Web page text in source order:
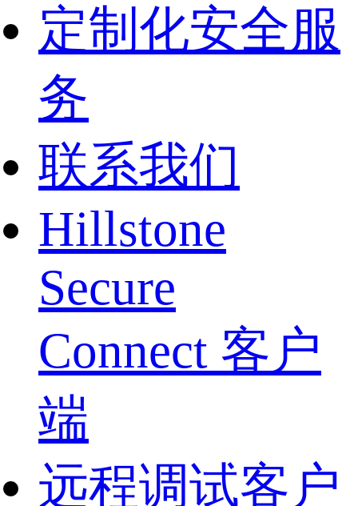
定制化安全服
务
联系我们
Hillstone
Secure
Connect 客户
端
远程调试客户